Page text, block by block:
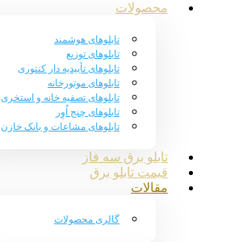
محصولات
تابلوهای هوشمند
تابلوهای توزیع
تابلوهای تأییدیه دار کنتوری
تابلوهای موتورخانه
تابلوهای تصفیه خانه و استخری
تابلوهای چنج اُوِر
تابلوهای مشاعات و بانک خازن
تابلو برق سه فاز
قیمت تابلو برق
مقالات
گالری محصولات